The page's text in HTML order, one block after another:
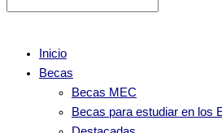
Inicio
Becas
Becas MEC
Becas para estudiar en los